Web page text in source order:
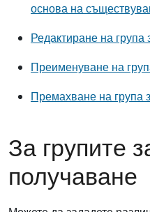
основа на
Редактиране на
Преименуване на
Премахване на група
За групите
получаване